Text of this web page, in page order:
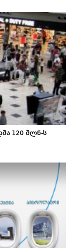
120 მლნ-ს